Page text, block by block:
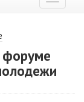
меню
форуме